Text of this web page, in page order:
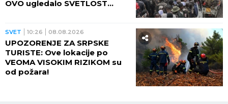
OVO ugledalo SVETLOST
SVET 10:26 08.08.2026
UPOZORENJE ZA SRPSKE
TURISTE: Ove lokacije po
VEOMA VISOKIM RIZIKOM su
od požara!